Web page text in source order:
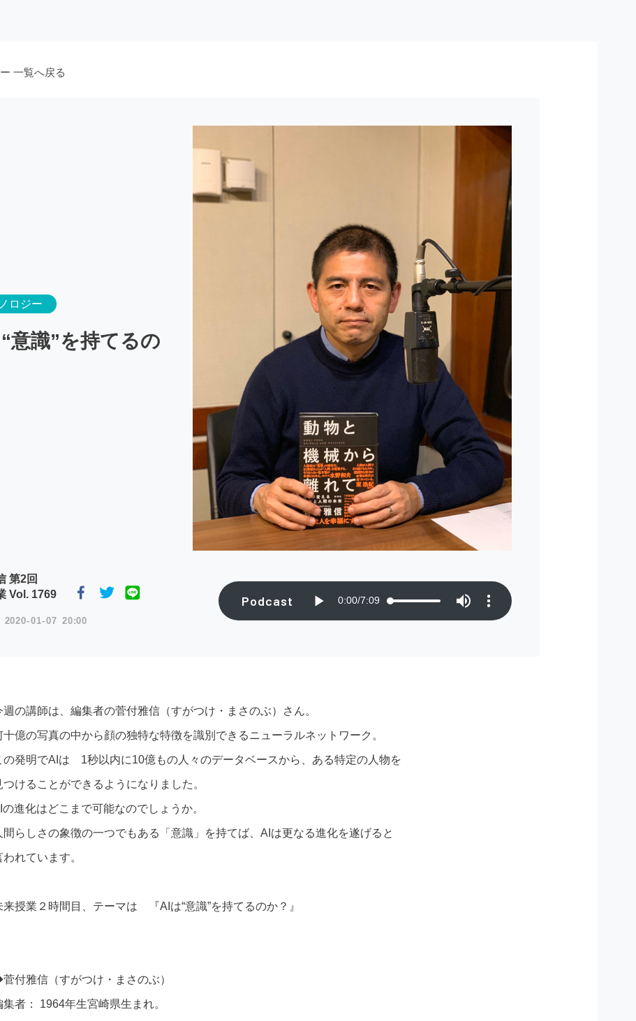
一覧へ戻る
ロジー
意識”を持てるの
第2回
Vol. 1769
2020 01 07 20:00
Podcast 0:00/7:09
週の講師は、編集者の菅付雅信（すがつけ・まさのぶ）さん。
十億の写真の中から顔の独特な特徴を識別できるニューラルネットワーク。
の発明でAIは 1秒以内に10億もの人々のデータベースから、ある特定の人物を
つけることができるようになりました。
の進化はどこまで可能なのでしょうか。
間らしさの象徴の一つでもある「意識」を持てば、AIは更なる進化を遂げると
われています。
来授業２時間目、テーマは 『AIは“意識”を持てるのか？』
付雅信（すがつけ・まさのぶ）
集者： 1964年生宮崎県生まれ。